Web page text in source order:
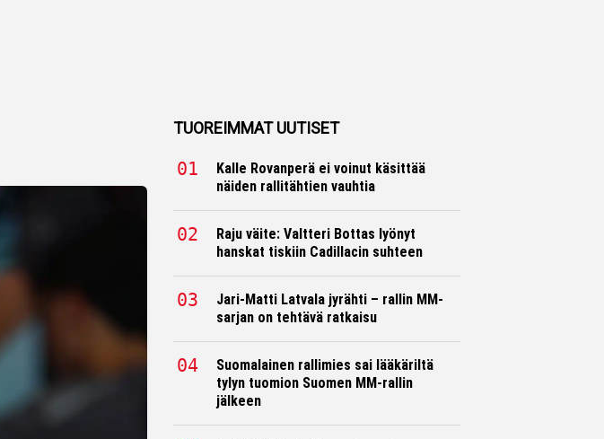
TUOREIMMAT UUTISET
Kalle Rovanperä ei voinut käsittää
näiden rallitähtien vauhtia
Raju väite: Valtteri Bottas lyönyt
hanskat tiskiin Cadillacin suhteen
Jari-Matti Latvala jyrähti – rallin MM-
sarjan on tehtävä ratkaisu
Suomalainen rallimies sai lääkäriltä
tylyn tuomion Suomen MM-rallin
jälkeen